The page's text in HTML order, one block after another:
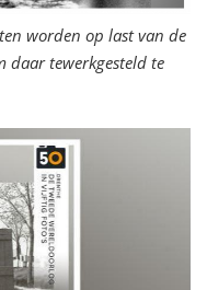
worden op last van de
daar tewerkgesteld te